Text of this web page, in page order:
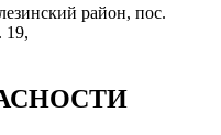
район, пос.
19,